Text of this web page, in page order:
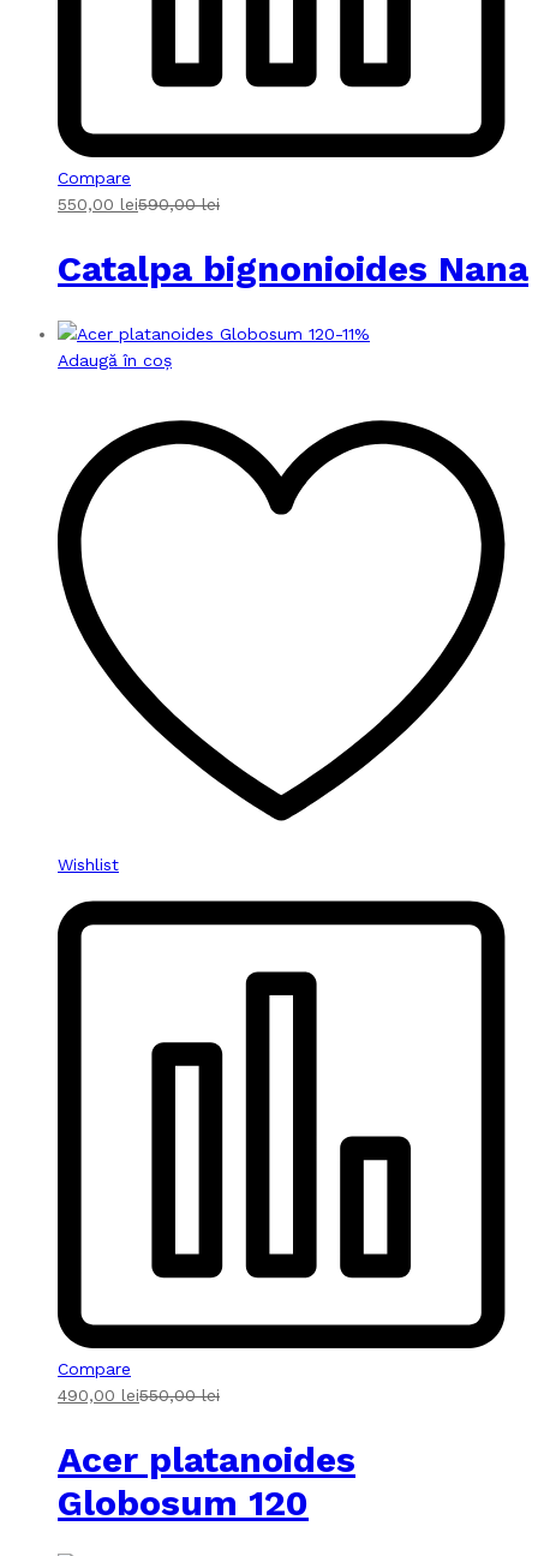
Compare
550,00 lei590,00lei
Catalpa bignonioides Nana
-11%
Adaugă în coș
Wishlist
Compare
490,00 lei550,00lei
Acer platanoides
Globosum 120